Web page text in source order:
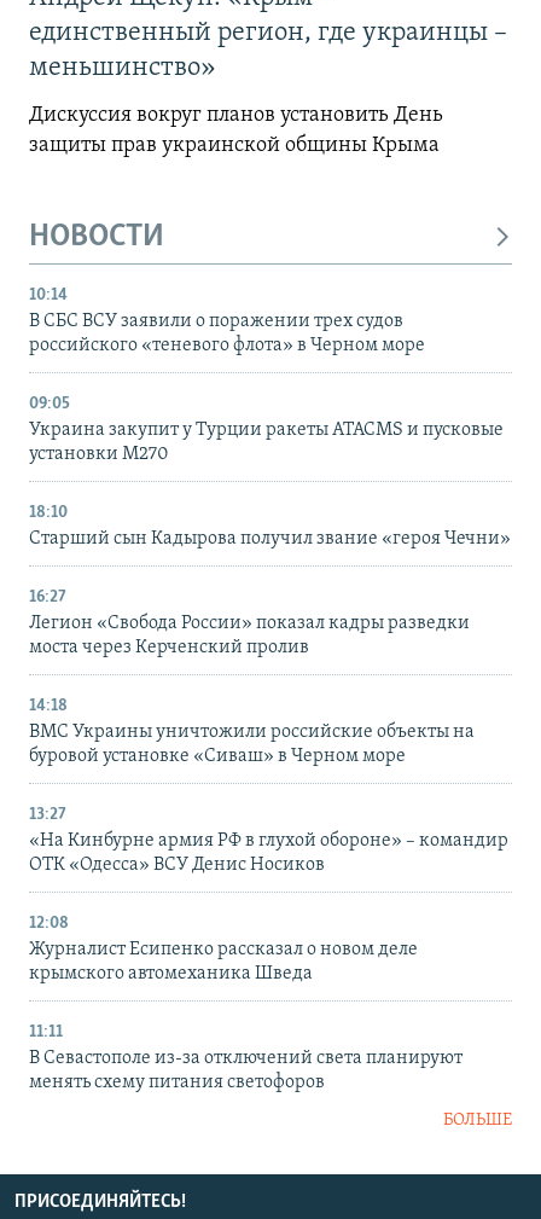
единственный регион, где украинцы –
меньшинство»
Дискуссия вокруг планов установить День
защиты прав украинской общины Крыма
НОВОСТИ
10:14
В СБС ВСУ заявили о поражении трех судов
российского «теневого флота» в Черном море
09:05
Украина закупит у Турции ракеты ATACMS и пусковые
установки M270
18:10
Старший сын Кадырова получил звание «героя Чечни»
16:27
Легион «Свобода России» показал кадры разведки
моста через Керченский пролив
14:18
ВМС Украины уничтожили российские объекты на
буровой установке «Сиваш» в Черном море
13:27
«На Кинбурне армия РФ в глухой обороне» – командир
ОТК «Одесса» ВСУ Денис Носиков
12:08
Журналист Есипенко рассказал о новом деле
крымского автомеханика Шведа
11:11
В Севастополе из-за отключений света планируют
менять схему питания светофоров
БОЛЬШЕ
ПРИСОЕДИНЯЙТЕСЬ!